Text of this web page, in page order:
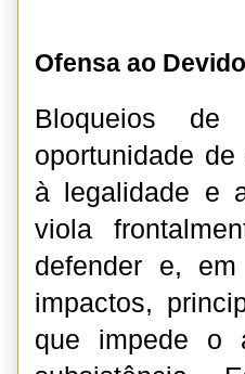
Ofensa ao
Bloqueios
oportunidade
à legalidade e
viola
defender e,
impactos,
que impede o